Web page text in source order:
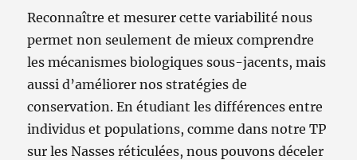
Reconnaître et mesurer cette variabilité nous
permet non seulement de mieux comprendre
les mécanismes biologiques sous-jacents, mais
aussi d’améliorer nos stratégies de
conservation. En étudiant les différences entre
individus et populations, comme dans notre TP
sur les Nasses réticulées, nous pouvons déceler